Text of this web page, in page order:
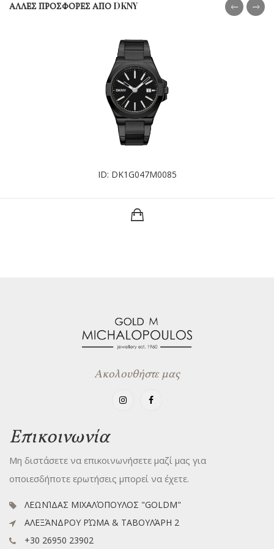
ΑΛΛΕΣ ΠΡΟΣΦΟΡΕΣ ΑΠΟ DKNY
ID: DK1G047M0085
Ακολουθήστε μας
Επικοινωνία
Μη διστάσετε να επικοινωνήσετε μαζί μας για
οποιεσδήποτε ερωτήσεις μπορεί να έχετε.
ΛΕΩΝΊΔΑΣ ΜΙΧΑΛΌΠΟΥΛΟΣ "GOLDM"
ΑΛΕΞΆΝΔΡΟΥ ΡΏΜΑ & ΤΑΒΟΥΛΆΡΗ 2
+30 26950 23902